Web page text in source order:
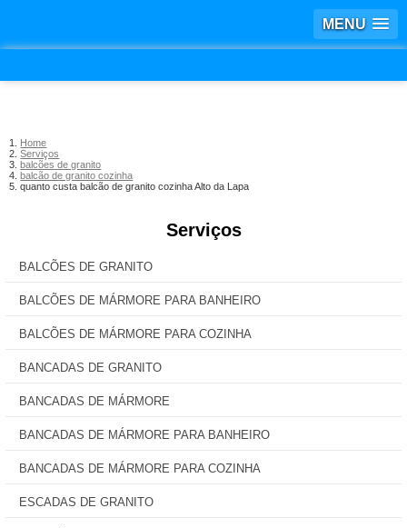
MENU
Home
Serviços
balcões de granito
balcão de granito cozinha
quanto custa balcão de granito cozinha Alto da Lapa
Serviços
BALCÕES DE GRANITO
BALCÕES DE MÁRMORE PARA BANHEIRO
BALCÕES DE MÁRMORE PARA COZINHA
BANCADAS DE GRANITO
BANCADAS DE MÁRMORE
BANCADAS DE MÁRMORE PARA BANHEIRO
BANCADAS DE MÁRMORE PARA COZINHA
ESCADAS DE GRANITO